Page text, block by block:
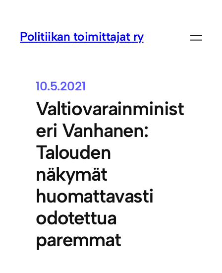
Politiikan toimittajat ry
10.5.2021
Valtiovarainminist
eri Vanhanen:
Talouden
näkymät
huomattavasti
odotettua
paremmat